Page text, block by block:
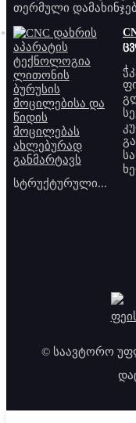
თერმული
სტრუქტურული...
© საავტორო